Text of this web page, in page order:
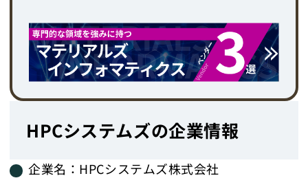
HPCシステムズの企業情報
企業名：HPCシステムズ株式会社